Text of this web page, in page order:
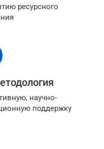
ресурсного
научно-
поддержку